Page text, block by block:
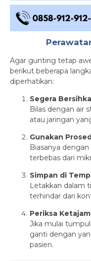
Agar gunting tetap
berikut beberapa
diperhatikan:
Segera
Bilas dengan air
atau jaringan
Gunakan
Biasanya
terbebas dari
Simpan di
Letakkan dalam
terhindar dari
Periksa
Jika mulai
ganti dengan
pasien.